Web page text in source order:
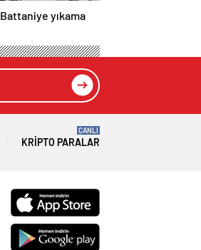
Battaniye yıkama
KRIPTO PARALAR
CANLI